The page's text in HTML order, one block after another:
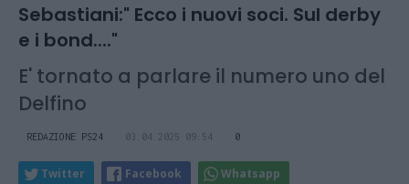
Sebastiani:" Ecco i nuovi soci. Sul derby
e i bond...."
E' tornato a parlare il numero uno del
Delfino
REDAZIONE PS24 03.04.2025 09:54 0
Twitter Facebook Whatsapp